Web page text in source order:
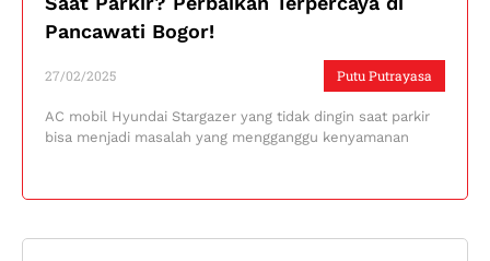
Pancawati Bogor!
Putu Putrayasa
27/02/2025
AC mobil Hyundai Stargazer yang tidak dingin saat parkir
bisa menjadi masalah yang mengganggu kenyamanan